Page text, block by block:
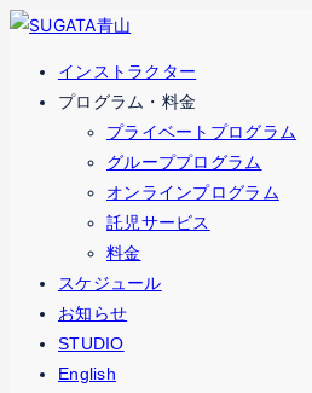
コ
ナ
インストラクター
プログラム・料金
プライベートプログラム
グループプログラム
オンラインプログラム
託児サービス
料金
スケジュール
お知らせ
STUDIO
English